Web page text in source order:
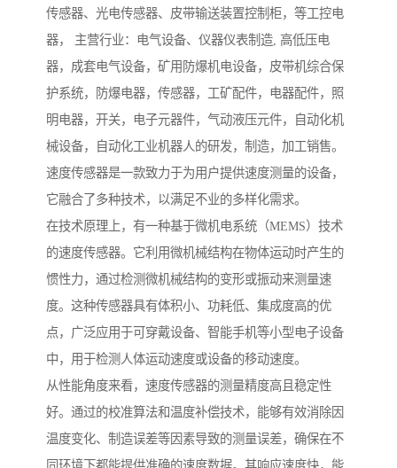
传感器、光电传感器、皮带输送装置控制柜，等工控电
器， 主营行业：电气设备、仪器仪表制造, 高低压电
器，成套电气设备，矿用防爆机电设备，皮带机综合保
护系统，防爆电器，传感器，工矿配件，电器配件，照
明电器，开关，电子元器件，气动液压元件，自动化机
械设备，自动化工业机器人的研发，制造，加工销售。
速度传感器是一款致力于为用户提供速度测量的设备，
它融合了多种技术，以满足不业的多样化需求。
在技术原理上，有一种基于微机电系统（MEMS）技术
的速度传感器。它利用微机械结构在物体运动时产生的
惯性力，通过检测微机械结构的变形或振动来测量速
度。这种传感器具有体积小、功耗低、集成度高的优
点，广泛应用于可穿戴设备、智能手机等小型电子设备
中，用于检测人体运动速度或设备的移动速度。
从性能角度来看，速度传感器的测量精度高且稳定性
好。通过的校准算法和温度补偿技术，能够有效消除因
温度变化、制造误差等因素导致的测量误差，确保在不